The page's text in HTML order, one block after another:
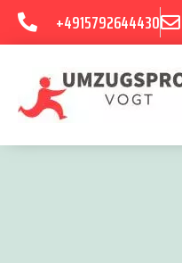
+4915792644430